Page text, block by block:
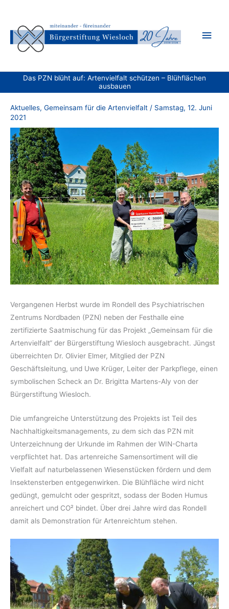
springen
Das PZN blüht auf: Artenvielfalt schützen – Blühflächen
ausbauen
Aktuelles, Gemeinsam für die Artenvielfalt / Samstag, 12. Juni
2021
Vergangenen Herbst wurde im Rondell des Psychiatrischen
Zentrums Nordbaden (PZN) neben der Festhalle eine
zertifizierte Saatmischung für das Projekt „Gemeinsam für die
Artenvielfalt“ der Bürgerstiftung Wiesloch ausgebracht. Jüngst
überreichten Dr. Olivier Elmer, Mitglied der PZN
Geschäftsleitung, und Uwe Krüger, Leiter der Parkpflege, einen
symbolischen Scheck an Dr. Brigitta Martens-Aly von der
Bürgerstiftung Wiesloch.
Die umfangreiche Unterstützung des Projekts ist Teil des
Nachhaltigkeitsmanagements, zu dem sich das PZN mit
Unterzeichnung der Urkunde im Rahmen der WIN-Charta
verpflichtet hat. Das artenreiche Samensortiment will die
Vielfalt auf naturbelassenen Wiesenstücken fördern und dem
Insektensterben entgegenwirken. Die Blühfläche wird nicht
gedüngt, gemulcht oder gespritzt, sodass der Boden Humus
anreichert und CO² bindet. Über drei Jahre wird das Rondell
damit als Demonstration für Artenreichtum stehen.